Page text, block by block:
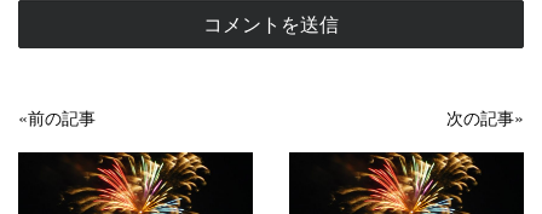
«前の記事 次の記事»